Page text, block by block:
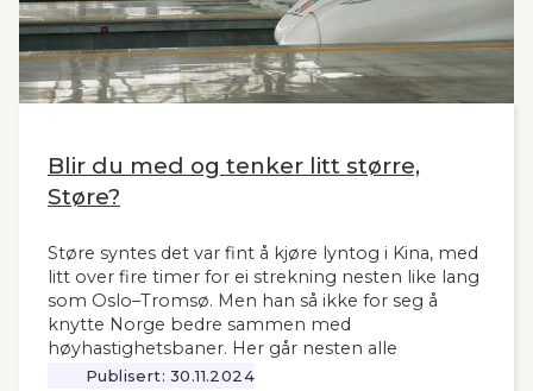
Blir du med og tenker litt større,
Støre?
Støre syntes det var fint å kjøre lyntog i Kina, med
litt over fire timer for ei strekning nesten like lang
som Oslo–Tromsø. Men han så ikke for seg å
knytte Norge bedre sammen med
høyhastighetsbaner. Her går nesten alle
jernbanemidlene til det sentrale Østlandet.
Publisert: 30.11.2024